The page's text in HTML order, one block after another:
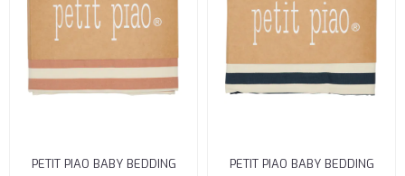
PETIT PIAO BABY BEDDING
PETIT PIAO BABY BEDDING